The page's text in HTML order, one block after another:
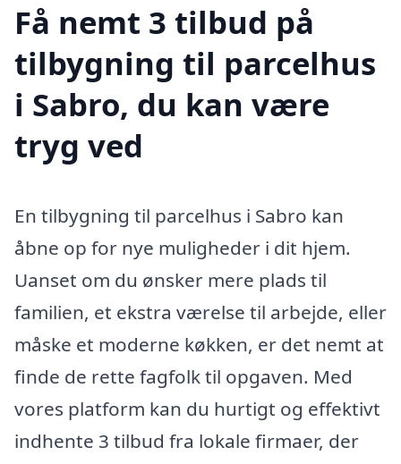
Få nemt 3 tilbud på
tilbygning til parcelhus
i Sabro, du kan være
tryg ved
En tilbygning til parcelhus i Sabro kan
åbne op for nye muligheder i dit hjem.
Uanset om du ønsker mere plads til
familien, et ekstra værelse til arbejde, eller
måske et moderne køkken, er det nemt at
finde de rette fagfolk til opgaven. Med
vores platform kan du hurtigt og effektivt
indhente 3 tilbud fra lokale firmaer, der